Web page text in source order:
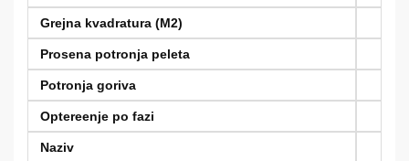
Grejna kvadratura (M2)
Prosena potronja peleta
Potronja goriva
Optereenje po fazi
Naziv